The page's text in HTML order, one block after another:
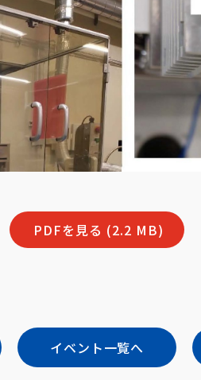
PDFを見る (2.2 MB)
イベント一覧へ